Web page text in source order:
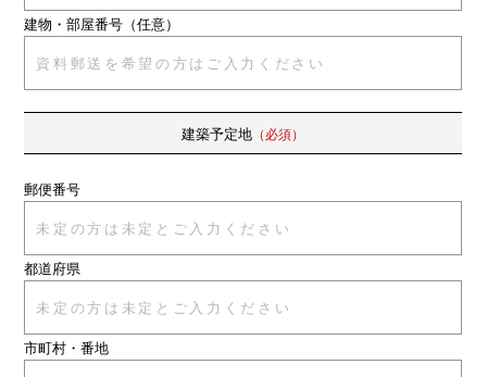
建物・部屋番号 （任意）
建築予定地 （必須）
郵便番号
都道府県
市町村・番地